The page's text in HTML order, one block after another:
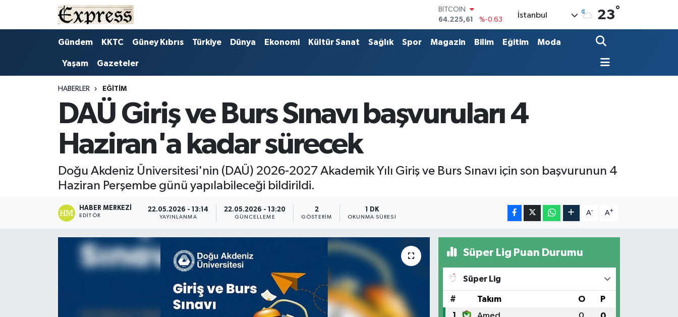
BITCOIN
64.225,61
%-0.63
DOLAR
47,7143
%0.16
EURO
BİST100
13.799
%70
İstanbul 23°
Gündem KKTC Güney Kıbrıs Türkiye Dünya Ekonomi Kültür Sanat Sağlık Spor Magazin Bilim Eğitim Moda
Yaşam Gazeteler
HABERLER EĞITIM
DAÜ Giriş ve Burs Sınavı başvuruları 4
Haziran'a kadar sürecek
Doğu Akdeniz Üniversitesi'nin (DAÜ) 2026-2027 Akademik Yılı Giriş ve Burs Sınavı için son başvurunun 4
Haziran Perşembe günü yapılabileceği bildirildi.
HABER MERKEZI
EDITÖR
22.05.2026 - 13:14
YAYINLANMA
22.05.2026 - 13:20
GÜNCELLEME
2
GÖSTERIM
1 DK
OKUNMA SÜRESI
A- A+
Süper Lig Puan Durumu
Süper Lig
# Takım O P
1
ALAYKÖY
ALSANCAK
ÇATALKÖY
ENGLISH
GAZİMAĞUSA
Hava Durumu
Trafik Durumu
Süper Lig Puan Durumu ve Fikstür
Tüm Manşetler
Son Dakika Haberleri
Haber Arşivi